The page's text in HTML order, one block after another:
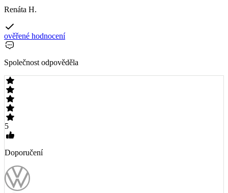
Renáta H.
ověřené hodnocení
Společnost odpověděla
5
Doporučení